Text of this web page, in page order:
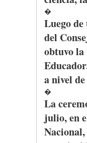
�
Luegode
del
obtuvola
Educador
anivel de
�
La
julio, en
Nacional